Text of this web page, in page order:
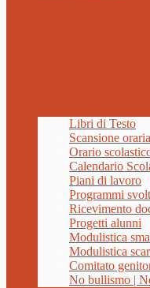
Libri di Testo
Scansione oraria
Orario
Calendario
Piani di lavoro
Programmi
Ricevimento
Progetti alunni
Modulistica
Modulistica
Comitato
No bullismo |